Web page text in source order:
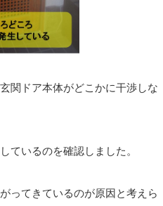
関ドア本体がどこかに干渉しな
ているのを確認しました。
ってきているのが原因と考えら